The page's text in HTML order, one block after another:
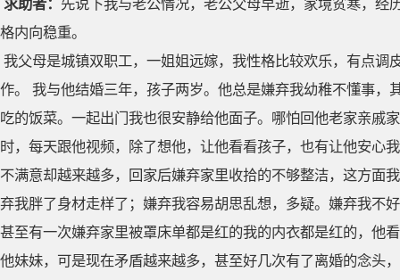
求助者： 先说下我与老公情况，老公父母早逝，家境贫寒，
格内向稳重。
我父母是城镇双职工，一姐姐远嫁，我性格比较欢乐，有点调
作。 我与他结婚三年，孩子两岁。他总是嫌弃我幼稚不懂事
吃的饭菜。一起出门我也很安静给他面子。哪怕回他老家亲戚
时，每天跟他视频，除了想他，让他看看孩子，也有让他安心
不满意却越来越多，回家后嫌弃家里收拾的不够整洁，这方面
弃我胖了身材走样了；嫌弃我容易胡思乱想，多疑。嫌弃我不
甚至有一次嫌弃家里被罩床单都是红的我的内衣都是红的，他
他妹妹，可是现在矛盾越来越多，甚至好几次有了离婚的念头